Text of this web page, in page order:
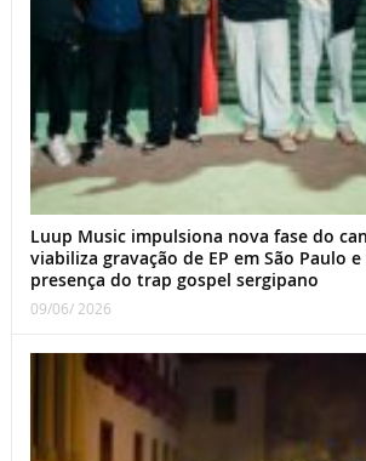
Luup Music impulsiona nova fase do
viabiliza gravação de EP em São Paulo
presença do trap gospel sergipano
09/06/ 2026